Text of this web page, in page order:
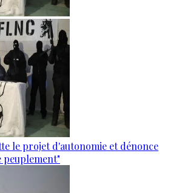
le projet d'autonomie et dénonce
peuplement"